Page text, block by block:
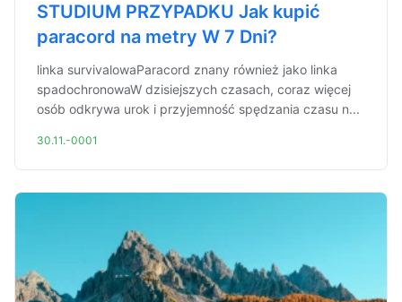
STUDIUM PRZYPADKU Jak kupić
paracord na metry W 7 Dni?
linka survivalowaParacord znany również jako linka
spadochronowaW dzisiejszych czasach, coraz więcej
osób odkrywa urok i przyjemność spędzania czasu n...
30.11.-0001